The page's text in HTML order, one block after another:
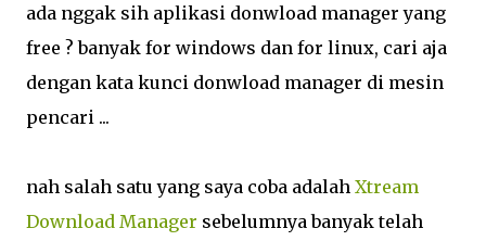
ada nggak sih aplikasi donwload manager yang
free ? banyak for windows dan for linux, cari aja
dengan kata kunci donwload manager di mesin
pencari ...
nah salah satu yang saya coba adalah Xtream
Download Manager sebelumnya banyak telah